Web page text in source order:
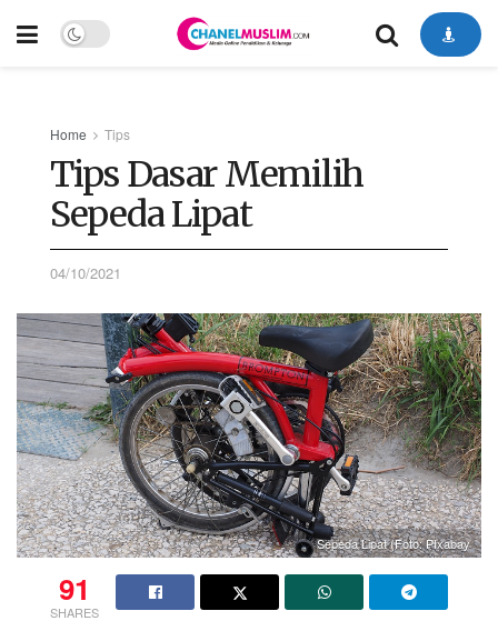
Home Tips
Tips Dasar Memilih
Sepeda Lipat
04/10/2021
Sepeda Lipat (Foto: PIxabay
91
SHARES